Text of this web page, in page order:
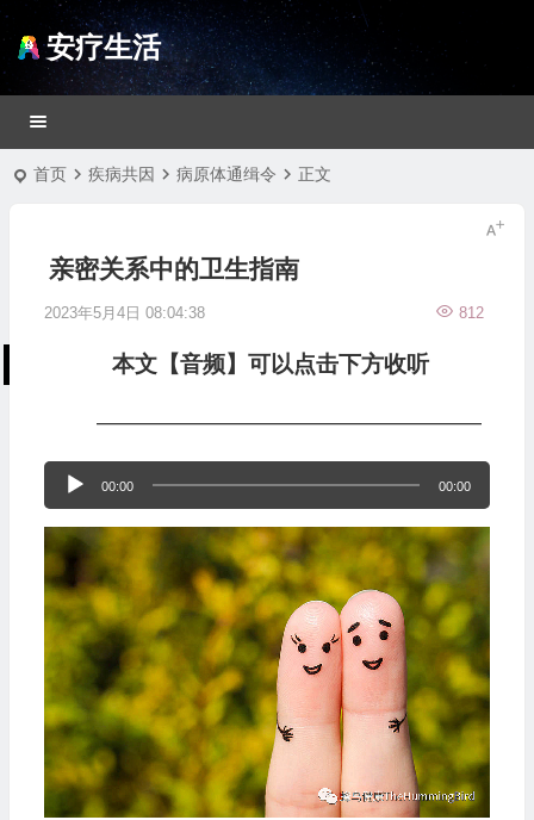
安疗生活
首页 疾病共因 病原体通缉令 正文
亲密关系中的卫生指南
2023年5月4日 08:04:38 812
本文【音频】可以点击下方收听
—————————————————
频
播
放
器
00:00 00:00